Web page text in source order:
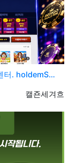
터. holdemS…
등록자
캘죤세겨흐